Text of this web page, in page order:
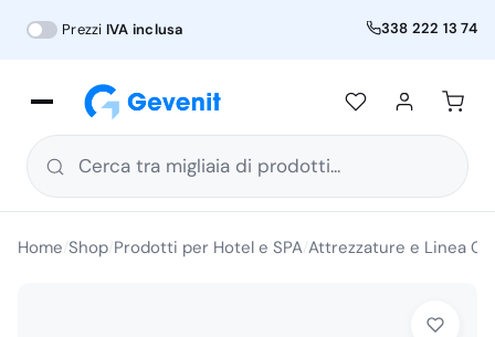
Prezzi IVA inclusa 338 222 13 74
Cerca tra migliaia di prodotti...
Home Shop Prodotti per Hotel e SPA Attrezzature e Linea